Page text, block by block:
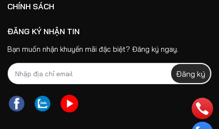
CHÍNH SÁCH
ĐĂNG KÝ NHẬN TIN
Bạn muốn nhận khuyến mãi đặc biệt? Đăng ký ngay.
Đăng ký